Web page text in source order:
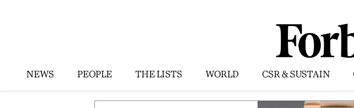
NEWS PEOPLE THE LISTS WORLD CSR & SUSTAIN